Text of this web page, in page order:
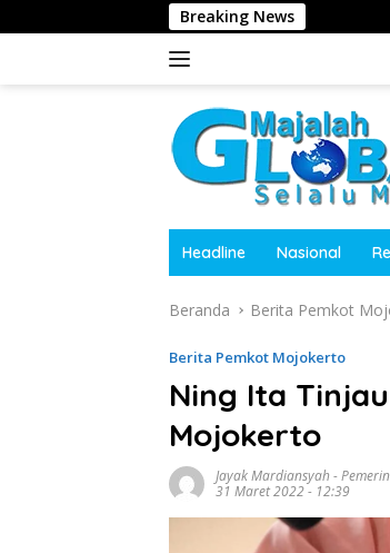
ke
Breaking News
Headline Nasional
Beranda Berita Pemkot
Berita Pemkot Mojokerto
Ning Ita
Mojokerto
Jayak Mardiansyah -
31 Maret 2022 - 12:39